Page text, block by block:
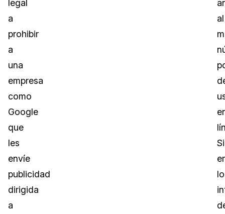
legal
a
prohibir
a
una
empresa
como
Google
que
les
envíe
publicidad
dirigida
a
al